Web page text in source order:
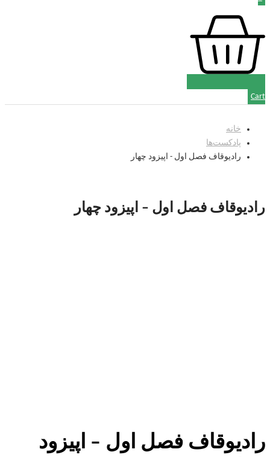
Cart
خانه
پادکست‌‌ها
رادیوقاف فصل اول - اپیزود چهار
رادیوقاف فصل اول – اپیزود چهار
رادیوقاف فصل اول – اپیزود